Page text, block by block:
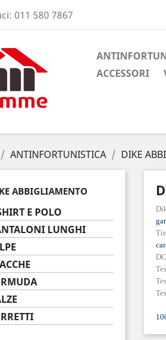
011 580 7867
ACCESSORI
ANTINFORTUNISTICA DIKE
ABBIGLIAMENTO
E POLO
LUNGHI